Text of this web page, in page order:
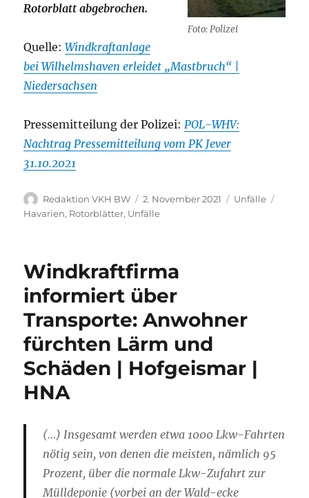
Foto: Polizei
Rotorblatt abgebrochen.
Quelle:Windkraftanlage
bei Wilhelmshaven erleidet „Mastbruch“ |
Niedersachsen
Pressemitteilung der Polizei: POL-WHV:
Nachtrag Pressemitteilung vom PK Jever
31.10.2021
Autor
Redaktion VKH BW
Veröffentlicht
am
2. November 2021 Kategorien
Unfälle
Havarien, Rotorblätter, Unfälle
Windkraftfirma
informiert über
Transporte: Anwohner
fürchten Lärm und
Schäden | Hofgeismar |
HNA
(…) Insgesamt werden etwa 1000 Lkw-Fahrten
nötig sein, von denen die meisten, nämlich 95
Prozent, über die normale Lkw-Zufahrt zur
Mülldeponie (vorbei an der Wald-ecke